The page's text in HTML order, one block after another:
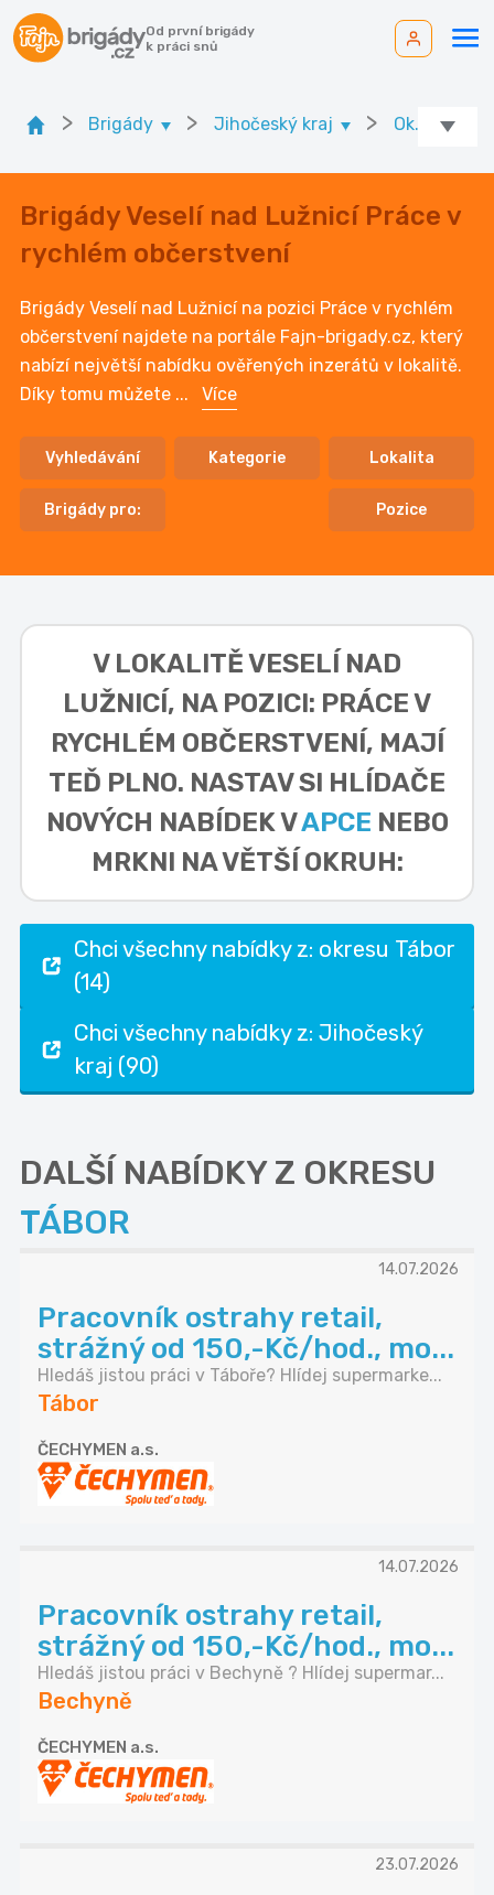
Od první brigády
k práci snů
> Brigády > Jihočeský kraj > Ok. Tábor
Brigády Veselí nad Lužnicí Práce v
rychlém občerstvení
Brigády Veselí nad Lužnicí na pozici Práce v rychlém
občerstvení najdete na portále Fajn-brigady.cz, který
nabízí největší nabídku ověřených inzerátů v lokalitě.
Díky tomu můžete ... Více
Vyhledávání Kategorie Lokalita
Brigády pro: Pozice
V LOKALITĚVESELÍ NAD
LUŽNICÍ, NA POZICI: PRÁCE V
RYCHLÉM OBČERSTVENÍ, MAJÍ
TEĎ PLNO. NASTAV SI HLÍDAČE
NOVÝCH NABÍDEK VAPCE NEBO
MRKNI NA VĚTŠÍ OKRUH:
Chci všechny nabídky z: okresu Tábor
(14)
Chci všechny nabídky z: Jihočeský
kraj (90)
DALŠÍ NABÍDKY Z OKRESU
TÁBOR
14.07.2026
Pracovník ostrahy retail,
strážný od 150,-Kč/hod., mo...
Hledáš jistou práci v Táboře? Hlídej supermarke...
Tábor
ČECHYMEN a.s.
14.07.2026
Pracovník ostrahy retail,
strážný od 150,-Kč/hod., mo...
Hledáš jistou práci v Bechyně ? Hlídej supermar...
Bechyně
ČECHYMEN a.s.
23.07.2026